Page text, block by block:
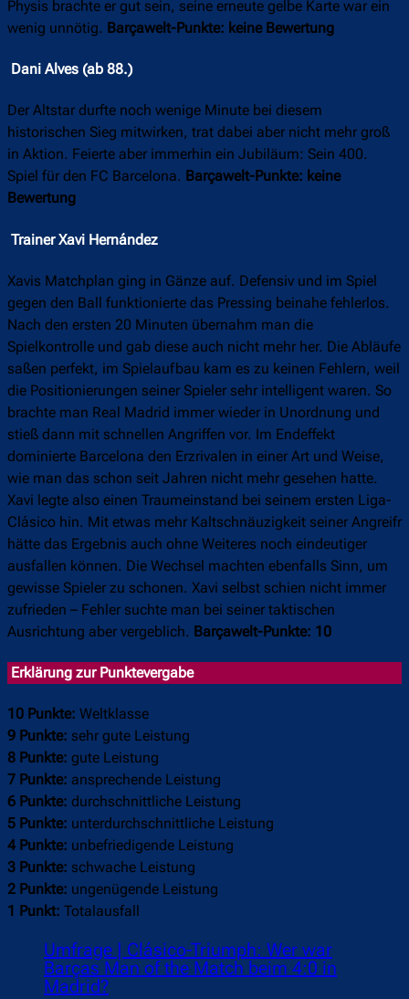
Physis brachte er gut sein, seine erneute gelbe Karte war ein
wenig unnötig. Barçawelt-Punkte: keine Bewertung
Dani Alves (ab 88.)
Der Altstar durfte noch wenige Minute bei diesem
historischen Sieg mitwirken, trat dabei aber nicht mehr groß
in Aktion. Feierte aber immerhin ein Jubiläum: Sein 400.
Spiel für den FC Barcelona. Barçawelt-Punkte: keine
Bewertung
Trainer Xavi Hernández
Xavis Matchplan ging in Gänze auf. Defensiv und im Spiel
gegen den Ball funktionierte das Pressing beinahe fehlerlos.
Nach den ersten 20 Minuten übernahm man die
Spielkontrolle und gab diese auch nicht mehr her. Die Abläufe
saßen perfekt, im Spielaufbau kam es zu keinen Fehlern, weil
die Positionierungen seiner Spieler sehr intelligent waren. So
brachte man Real Madrid immer wieder in Unordnung und
stieß dann mit schnellen Angriffen vor. Im Endeffekt
dominierte Barcelona den Erzrivalen in einer Art und Weise,
wie man das schon seit Jahren nicht mehr gesehen hatte.
Xavi legte also einen Traumeinstand bei seinem ersten Liga-
Clásico hin. Mit etwas mehr Kaltschnäuzigkeit seiner Angreifr
hätte das Ergebnis auch ohne Weiteres noch eindeutiger
ausfallen können. Die Wechsel machten ebenfalls Sinn, um
gewisse Spieler zu schonen. Xavi selbst schien nicht immer
zufrieden – Fehler suchte man bei seiner taktischen
Ausrichtung aber vergeblich. Barçawelt-Punkte: 10
Erklärung zur Punktevergabe
10 Punkte: Weltklasse
9 Punkte: sehr gute Leistung
8 Punkte: gute Leistung
7 Punkte: ansprechende Leistung
6 Punkte: durchschnittliche Leistung
5 Punkte: unterdurchschnittliche Leistung
4 Punkte: unbefriedigende Leistung
3 Punkte: schwache Leistung
2 Punkte: ungenügende Leistung
1 Punkt: Totalausfall
Umfrage | Clásico-Triumph: Wer war
Barças Man of the Match beim 4:0 in
Madrid?